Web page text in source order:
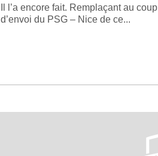
Il l’a encore fait. Remplaçant au coup
d’envoi du PSG – Nice de ce...